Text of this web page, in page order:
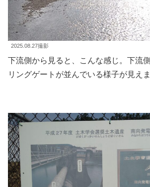
2025.08.27撮影
下流側から見ると、こんな感じ。下流
リングゲートが並んでいる様子が見えま